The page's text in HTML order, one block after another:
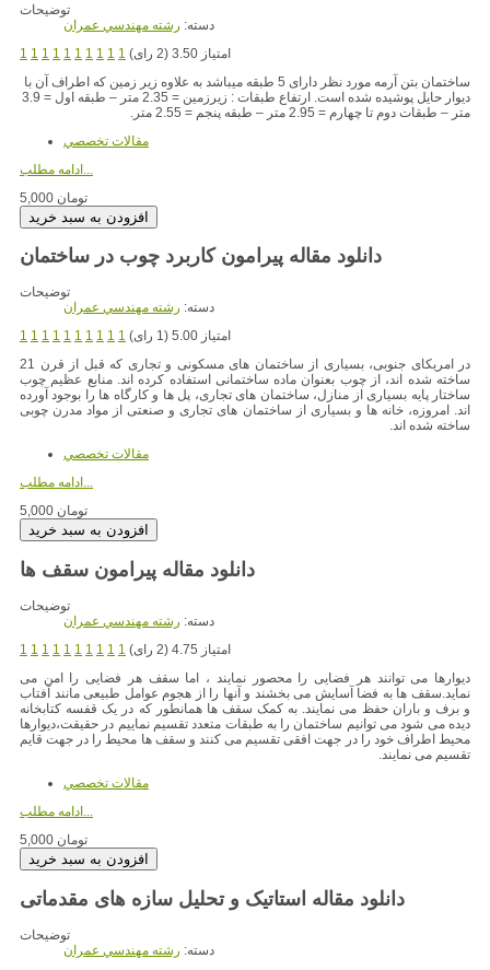
توضیحات
دسته: رشته مهندسي عمران
1 1 1 1 1 1 1 1 1 1
امتیاز 3.50 (2 رای)
ساختمان بتن آرمه مورد نظر دارای 5 طبقه میباشد به علاوه زیر زمین که اطراف آن با
دیوار حایل پوشیده شده است. ارتفاع طبقات : زیرزمین = 2.35 متر – طبقه اول = 3.9
متر – طبقات دوم تا چهارم = 2.95 متر – طبقه پنجم = 2.55 متر.
مقالات تخصصي
5,000 تومان
دانلود مقاله پیرامون کاربرد چوب در ساختمان
توضیحات
دسته: رشته مهندسي عمران
1 1 1 1 1 1 1 1 1 1
امتیاز 5.00 (1 رای)
در امریکای جنوبی، بسیاری از ساختمان های مسکونی و تجاری که قبل از قرن 21
ساخته شده اند، از چوب بعنوان ماده ساختمانی استفاده کرده اند. منابع عظیم چوب
ساختار پایه بسیاری از منازل، ساختمان های تجاری، پل ها و کارگاه ها را بوجود آورده
اند. امروزه، خانه ها و بسیاری از ساختمان های تجاری و صنعتی از مواد مدرن چوبی
ساخته شده اند.
مقالات تخصصي
ادامه مطلب...
5,000 تومان
دانلود مقاله پیرامون سقف ها
توضیحات
دسته: رشته مهندسي عمران
1 1 1 1 1 1 1 1 1 1
امتیاز 4.75 (2 رای)
دیوارها می توانند هر فضایی را محصور نمایند ، اما سقف هر فضایی را امن می
نماید.سقف ها به فضا آسایش می بخشند و آنها را از هجوم عوامل طبیعی مانند آفتاب
و برف و باران حفظ می نمایند. به کمک سقف ها همانطور که در یک قفسه کتابخانه
دیده می شود می توانیم ساختمان را به طبقات متعدد تقسیم نماییم در حقیقت،دیوارها
محیط اطراف خود را در جهت افقی تقسیم می کنند و سقف ها محیط را در جهت قایم
تقسیم می نمایند.
مقالات تخصصي
ادامه مطلب...
5,000 تومان
دانلود مقاله استاتیک و تحلیل سازه های مقدماتی
توضیحات
دسته: رشته مهندسي عمران